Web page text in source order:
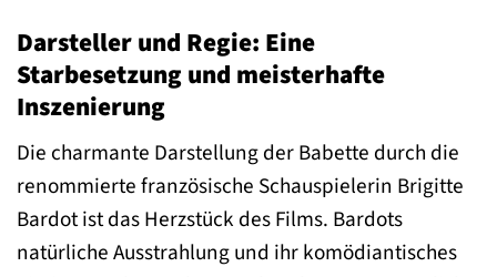
Darsteller und Regie: Eine
Starbesetzung und meisterhafte
Inszenierung
Die charmante Darstellung der Babette durch die
renommierte französische Schauspielerin Brigitte
Bardot ist das Herzstück des Films. Bardots
natürliche Ausstrahlung und ihr komödiantisches